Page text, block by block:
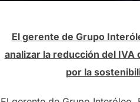
El gerente de Grupo
analizar la reducción del
por la